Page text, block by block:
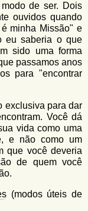
de ser. Dois
ouvidos quando
minha Missão" e
eu saberia o que
sido uma forma
passamos anos
para "encontrar
exclusiva para dar
Você dá
vida como uma
e não como um
que você deveria
de quem você
(modos úteis de